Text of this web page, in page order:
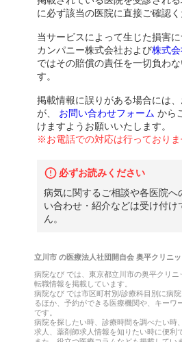
に必ず該当の医院に直接ご確認く
当サービスによって生じた損害
カンパニー株式会社および株式
ではその賠償の責任を一切負わ
す。
掲載情報に誤りがある場合には
が、
お問い合わせフォーム から
けますようお願いいたします。
※お電話での対応は行っておりま
必ずお読みください
病気に関するご相談や各医院へ
い合わせ・紹介などは受け付け
ん。
立川市の医療法人社団開自会 奥平クリニ
病院なび では、 東京都立川市の奥平クリニ
転職情報を掲載しています。
病院なび では市区町村別/診療科目別に病
るほか、予約ができる医療機関や、キーワ
です。
病院を探したい時、診療時間を調べたい時
求人、薬剤師求人情報を知りたい時に便利